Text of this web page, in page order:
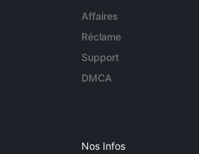
Affaires
Réclame
Support
DMCA
Nos Infos